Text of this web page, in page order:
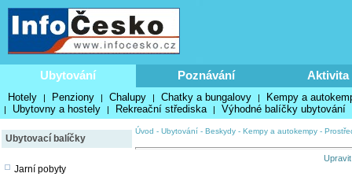
Ubytování Poznávání Aktivita
Hotely | Penziony | Chalupy | Chatky a bungalovy | Kempy a
| Ubytovny a hostely | Rekreační střediska | Výhodné balíčky ubytování
Ubytovací balíčky
Jarní pobyty
Úvod - Ubytování - Beskydy - Kempy a autokempy -